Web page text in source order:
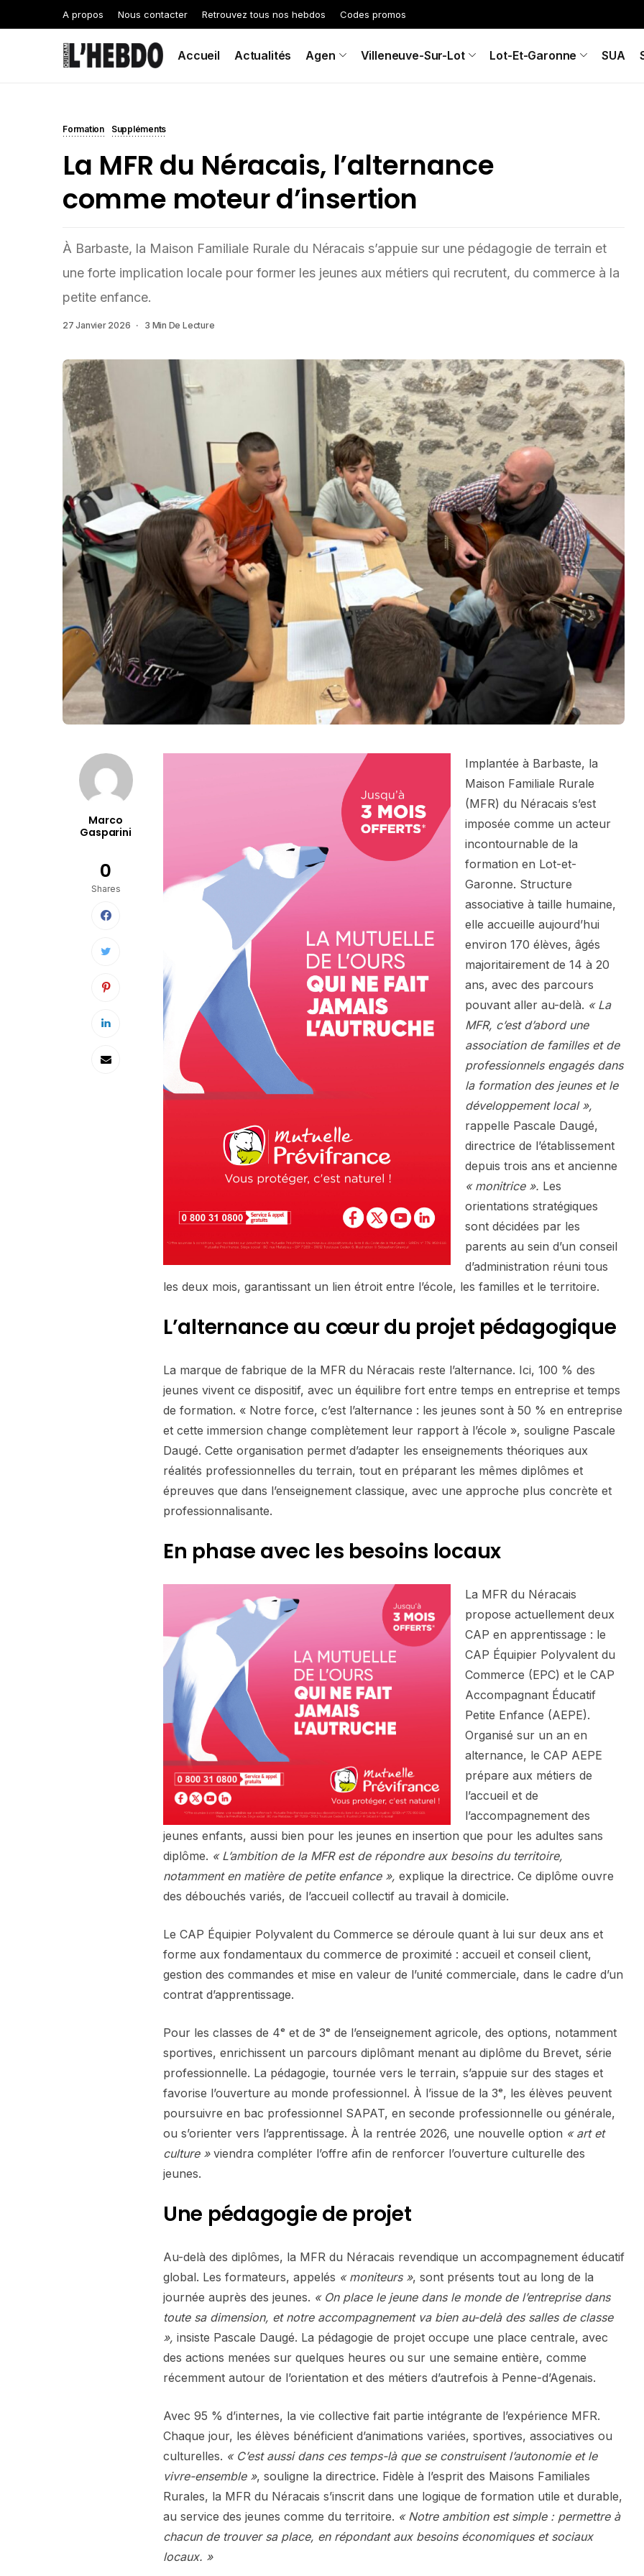
A propos Nous contacter Retrouvez tous nos hebdos Codes promos
Accueil Actualités Agen Villeneuve-Sur-Lot Lot-Et-Garonne SUA
Formation Suppléments
La MFR du Néracais, l’alternance
comme moteur d’insertion
À Barbaste, la Maison Familiale Rurale du Néracais s’appuie sur une pédagogie de terrain et
une forte implication locale pour former les jeunes aux métiers qui recrutent, du commerce à la
petite enfance.
27 Janvier 2026 3 Min De Lecture
Marco
Gasparini
0
Shares
Implantée à Barbaste, la
Maison Familiale Rurale
(MFR) du Néracais s’est
imposée comme un acteur
incontournable de la
formation en Lot-et-
Garonne. Structure
associative à taille humaine,
elle accueille aujourd’hui
environ 170 élèves, âgés
majoritairement de 14 à 20
ans, avec des parcours
pouvant aller au-delà. « La
MFR, c’est d’abord une
association de familles et de
professionnels engagés dans
la formation des jeunes et le
développement local »,
rappelle Pascale Daugé,
directrice de l’établissement
depuis trois ans et ancienne
« monitrice ». Les
orientations stratégiques
sont décidées par les
parents au sein d’un conseil
d’administration réuni tous
les deux mois, garantissant un lien étroit entre l’école, les familles et le territoire.
L’alternance au cœur du projet pédagogique
La marque de fabrique de la MFR du Néracais reste l’alternance. Ici, 100 % des
jeunes vivent ce dispositif, avec un équilibre fort entre temps en entreprise et temps
de formation. « Notre force, c’est l’alternance : les jeunes sont à 50 % en entreprise
et cette immersion change complètement leur rapport à l’école », souligne Pascale
Daugé. Cette organisation permet d’adapter les enseignements théoriques aux
réalités professionnelles du terrain, tout en préparant les mêmes diplômes et
épreuves que dans l’enseignement classique, avec une approche plus concrète et
professionnalisante.
En phase avec les besoins locaux
La MFR du Néracais
propose actuellement deux
CAP en apprentissage : le
CAP Équipier Polyvalent du
Commerce (EPC) et le CAP
Accompagnant Éducatif
Petite Enfance (AEPE).
Organisé sur un an en
alternance, le CAP AEPE
prépare aux métiers de
l’accueil et de
l’accompagnement des
jeunes enfants, aussi bien pour les jeunes en insertion que pour les adultes sans
diplôme. « L’ambition de la MFR est de répondre aux besoins du territoire,
notamment en matière de petite enfance », explique la directrice. Ce diplôme ouvre
des débouchés variés, de l’accueil collectif au travail à domicile.
Le CAP Équipier Polyvalent du Commerce se déroule quant à lui sur deux ans et
forme aux fondamentaux du commerce de proximité : accueil et conseil client,
gestion des commandes et mise en valeur de l’unité commerciale, dans le cadre d’un
contrat d’apprentissage.
Pour les classes de 4ᵉ et de 3ᵉ de l’enseignement agricole, des options, notamment
sportives, enrichissent un parcours diplômant menant au diplôme du Brevet, série
professionnelle. La pédagogie, tournée vers le terrain, s’appuie sur des stages et
favorise l’ouverture au monde professionnel. À l’issue de la 3ᵉ, les élèves peuvent
poursuivre en bac professionnel SAPAT, en seconde professionnelle ou générale,
ou s’orienter vers l’apprentissage. À la rentrée 2026, une nouvelle option « art et
culture »viendra compléter l’offre afin de renforcer l’ouverture culturelle des
jeunes.
Une pédagogie de projet
Au-delà des diplômes, la MFR du Néracais revendique un accompagnement éducatif
global. Les formateurs, appelés « moniteurs », sont présents tout au long de la
journée auprès des jeunes. « On place le jeune dans le monde de l’entreprise dans
toute sa dimension, et notre accompagnement va bien au-delà des salles de classe
», insiste Pascale Daugé. La pédagogie de projet occupe une place centrale, avec
des actions menées sur quelques heures ou sur une semaine entière, comme
récemment autour de l’orientation et des métiers d’autrefois à Penne-d’Agenais.
Avec 95 % d’internes, la vie collective fait partie intégrante de l’expérience MFR.
Chaque jour, les élèves bénéficient d’animations variées, sportives, associatives ou
culturelles. « C’est aussi dans ces temps-là que se construisent l’autonomie et le
vivre-ensemble », souligne la directrice. Fidèle à l’esprit des Maisons Familiales
Rurales, la MFR du Néracais s’inscrit dans une logique de formation utile et durable,
au service des jeunes comme du territoire. « Notre ambition est simple : permettre à
chacun de trouver sa place, en répondant aux besoins économiques et sociaux
locaux. »